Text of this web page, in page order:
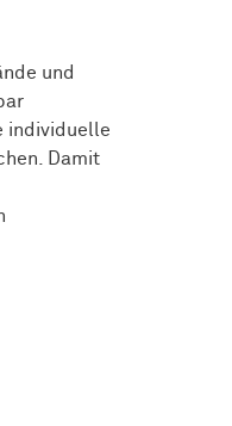
und
individuelle
Damit